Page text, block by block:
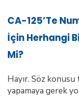
CA-125’te
İçin Herhangi
Mi?
Hayır. Söz
yapamaya gerek